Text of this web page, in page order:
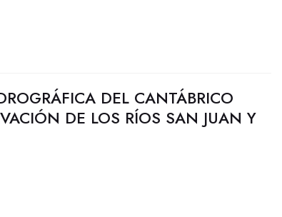
DEL CANTÁBRICO
DE LOS RÍOS SAN JUAN Y